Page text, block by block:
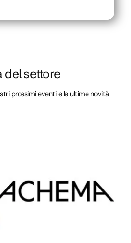
del settore
prossimi eventi e le ultime novità